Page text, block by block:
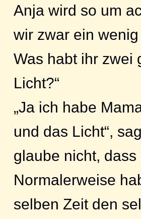
Anja wird so um
wir zwar ein
Was habt ihr zwei
Licht?“
„Ja ich habe
und das Licht“,
glaube nicht,
Normalerweise
selben Zeit den